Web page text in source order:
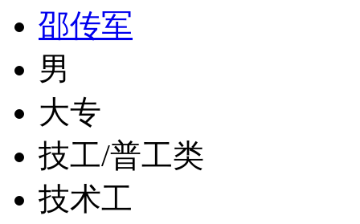
邵传军
男
大专
技工/普工类
技术工